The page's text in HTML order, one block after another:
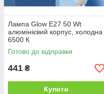
Лампа Glow E27 50 Wt
алюмінієвий корпус, холодна
6500 К
Готово до відправки
441 ₴
Купити